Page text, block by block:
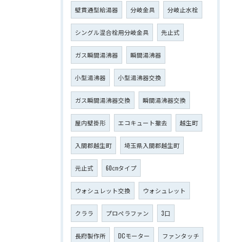
壁貫通型給湯器 分岐金具 分岐止水栓
シングル混合栓用分岐金具 先止式
ガス瞬間湯沸器 瞬間湯沸器
小型湯沸器 小型湯沸器交換
ガス瞬間湯沸器交換 瞬間湯沸器交換
屋内壁掛形 エコキュート撤去 越生町
入間郡越生町 埼玉県入間郡越生町
元止式 60㎝タイプ
ウォシュレット交換 ウォシュレット
クララ プロペラファン 3口
長府製作所 DCモーター ファンタッチ